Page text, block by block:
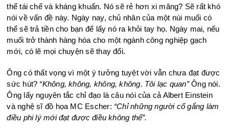
thể tái chế và kháng khuẩn. Nó sẽ rẻ hơn xi măng? Sẽ rất khó
nói về vấn đề này. Ngày nay, chủ nhân của một núi muối có
thể sẽ trả tiền cho bạn để lấy nó ra khỏi tay họ. Ngày mai, nếu
muối trở thành hàng hóa cho một ngành công nghiệp gạch
mới, có lẽ mọi chuyện sẽ thay đổi.
Ông có thất vọng vì một ý tưởng tuyệt vời vẫn chưa đạt được
sức hút? “Không, không, không, không. Tôi lạc quan”Ông nói.
Ông lấy nguyên tắc chỉ đạo là câu nói của cả Albert Einstein
và nghệ sĩ đồ họa MC Escher: “Chỉ những người cố gắng làm
điều phi lý mới đạt được điều không thể”.